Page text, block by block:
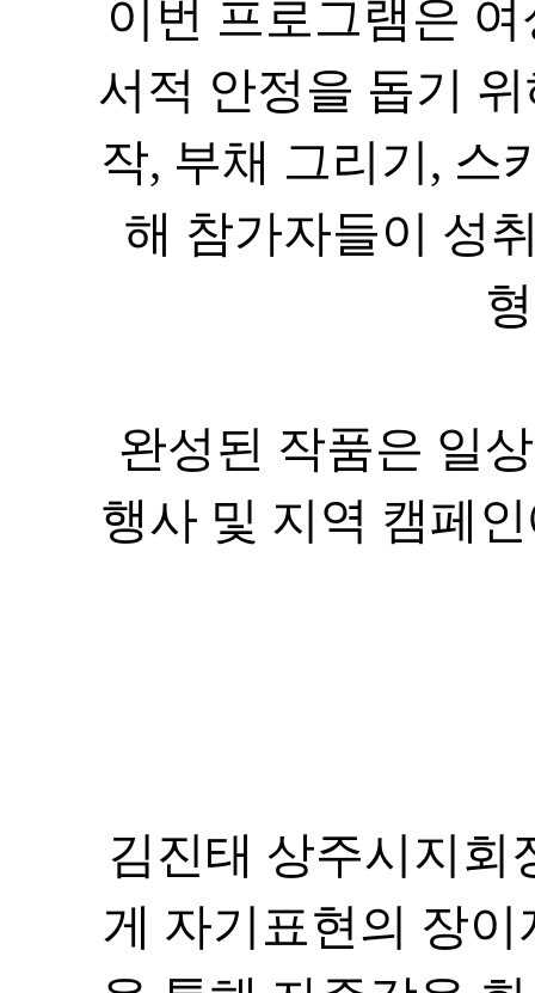
서적 안정을 돕기
작, 부채 그리기 ,
해 참가자들이 성
김진태 상주시지회
게 자기표현의 장